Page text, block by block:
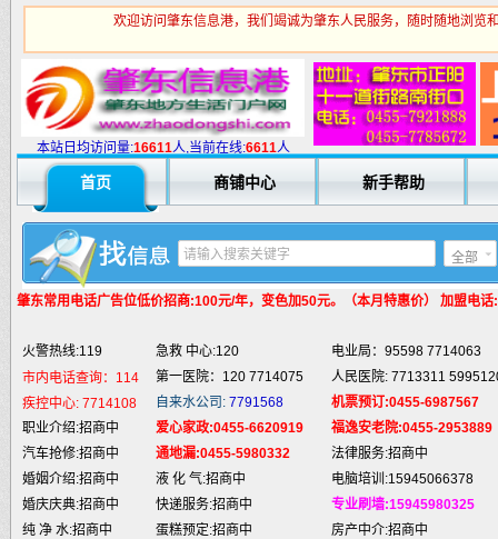
欢迎访问肇东信息港，我们竭诚为肇东人民服务，随时随地浏览
本站日均访问量:16611人,当前在线:6611人
首页 商铺中心 新手帮助
全部
肇东常用电话广告位低价招商:100元/年，变色加50元。（本月特惠价） 加盟电
火警热线:119 急救 中心:120
电业局：95598 7714063
市内电话查询：114
第一医院：120 7714075
人民医院: 7713311
疾控中心:7714108 自来水公司:7791568
机票预订:0455-6987567
职业介绍:招商中
汽车抢修:招商中
通地漏:0455-5980332
法律服务:招商中
婚庆庆典:招商中
快递服务:招商中
专业刷墙:15945980325
纯 净 水:招商中
蛋糕预定:招商中
房产中介:招商中
匪警热线:110
信息台:160
电脑维修:15945066378
火警热线:119
急救 中心:120
电业局：95598 7714063
市内电话查询：114
第一医院：120 7714075
人民医院: 7713311
疾控中心: 7714108 自来水公司: 7791568
机票预订:0455-6987567
职业介绍:招商中
爱心家政:0455-6620919
福逸安老院:0455-2953889
汽车抢修:招商中
通地漏:0455-5980332
法律服务:招商中
婚姻介绍:招商中
液 化 气:招商中
电脑培训:15945066378
婚庆庆典:招商中
快递服务:招商中
专业刷墙:15945980325
纯 净 水:招商中
蛋糕预定:招商中
房产中介:招商中